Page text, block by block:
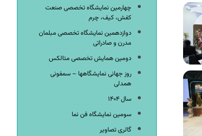
چهارمین نمایشگاه تخصصی صنعت
کفش، کیف، چرم
دوازدهمین نمایشگاه تخصصی مبلمان
مدرن و صادراتی
دومین همایش تخصصی متالکس
روز جهانی نمایشگاهها – سمفونی
همدلی
سال ۱۴۰۴
سومین نمایشگاه فن نما
گالری تصاویر